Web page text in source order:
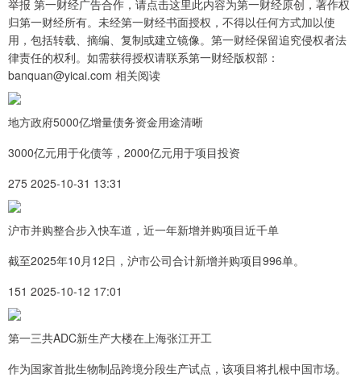
举报 第一财经广告合作，请点击这里此内容为第一财经原创，著作权
归第一财经所有。未经第一财经书面授权，不得以任何方式加以使
用，包括转载、摘编、复制或建立镜像。第一财经保留追究侵权者法
律责任的权利。如需获得授权请联系第一财经版权部：
banquan@yicai.com 相关阅读
地方政府5000亿增量债务资金用途清晰
3000亿元用于化债等，2000亿元用于项目投资
275 2025-10-31 13:31
沪市并购整合步入快车道，近一年新增并购项目近千单
截至2025年10月12日，沪市公司合计新增并购项目996单。
151 2025-10-12 17:01
第一三共ADC新生产大楼在上海张江开工
作为国家首批生物制品跨境分段生产试点，该项目将扎根中国市场。